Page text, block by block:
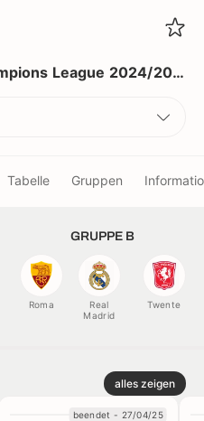
UEFA Women's Champions League 2024/2025
Tabelle Gruppen
Roma
GRUPPE B
Real
Madrid
Twente
alles zeigen
beendet - 27/04/25